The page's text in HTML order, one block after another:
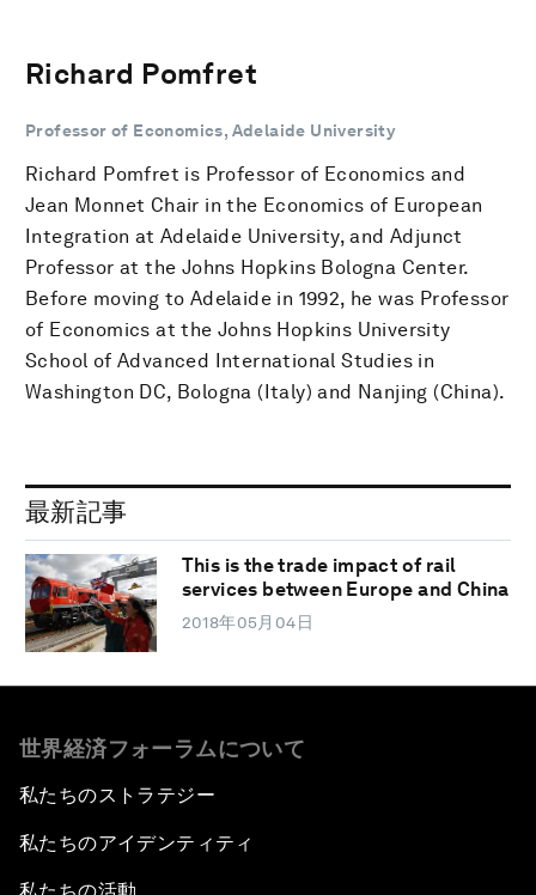
Richard Pomfret
Professor of Economics, Adelaide University
Richard Pomfret is Professor of Economics and
Jean Monnet Chair in the Economics of European
Integration at Adelaide University, and Adjunct
Professor at the Johns Hopkins Bologna Center.
Before moving to Adelaide in 1992, he was Professor
of Economics at the Johns Hopkins University
School of Advanced International Studies in
Washington DC, Bologna (Italy) and Nanjing (China).
最新記事
This is the trade impact of rail
services between Europe and China
2018年05月04日
世界経済フォーラムについて
私たちのストラテジー
私たちのアイデンティティ